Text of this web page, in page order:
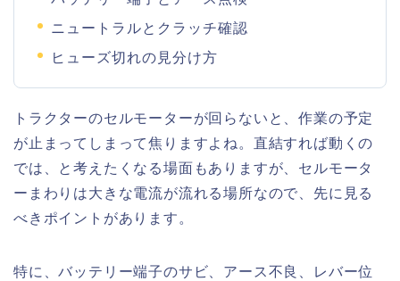
ニュートラルとクラッチ確認
ヒューズ切れの見分け方
トラクターのセルモーターが回らないと、作業の予定
が止まってしまって焦りますよね。直結すれば動くの
では、と考えたくなる場面もありますが、セルモータ
ーまわりは大きな電流が流れる場所なので、先に見る
べきポイントがあります。
特に、バッテリー端子のサビ、アース不良、レバー位